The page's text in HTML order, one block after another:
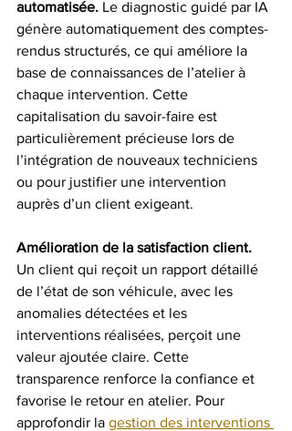
automatisée. Le diagnostic guidé par IA
génère automatiquement des comptes-
rendus structurés, ce qui améliore la
base de connaissances de l’atelier à
chaque intervention. Cette
capitalisation du savoir-faire est
particulièrement précieuse lors de
l’intégration de nouveaux techniciens
ou pour justifier une intervention
auprès d’un client exigeant.
Amélioration de la satisfaction client.
Un client qui reçoit un rapport détaillé
de l’état de son véhicule, avec les
anomalies détectées et les
interventions réalisées, perçoit une
valeur ajoutée claire. Cette
transparence renforce la confiance et
favorise le retour en atelier. Pour
approfondir la gestion des interventions